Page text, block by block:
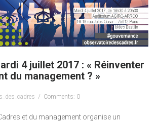
4 juillet 2017 : « Réinventer
du management ? »
Comments: 0
et du management organise un